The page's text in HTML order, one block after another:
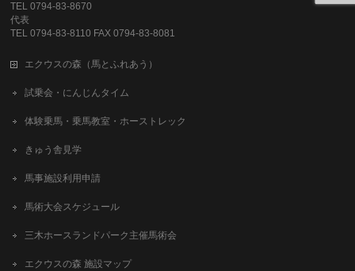
TEL 0794-83-8670
代表
TEL 0794-83-8110 FAX 0794-83-8081
エクウスの森（馬とふれあう）
試乗会・にんじんタイム
体験乗馬・乗馬教室・ホーストレック
きゅう舎見学
馬事施設利用申請
馬術大会スケジュール
三木ホースランドパーク主催馬術会
エクウスの森 施設マップ